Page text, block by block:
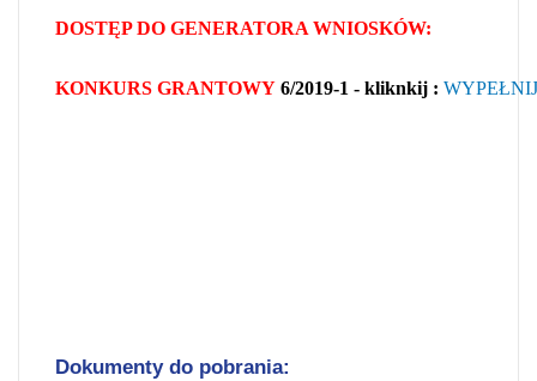
DOSTĘP DO GENERATORA WNIOSKÓW:
KONKURS GRANTOWY 6/2019-1 - kliknkij :
Dokumenty do pobrania: